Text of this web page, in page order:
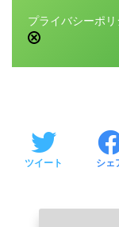
プライバシーポ
ツイート シェ